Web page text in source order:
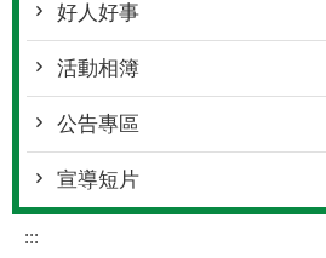
好人好事
活動相簿
公告專區
宣導短片
:::